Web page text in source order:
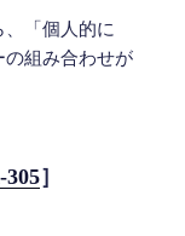
、「個人的に
の組み合わせが
］